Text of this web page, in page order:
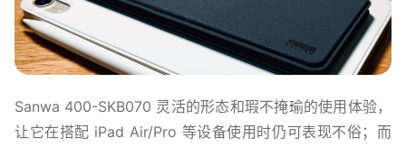
Sanwa 400-SKB070 灵活的形态和瑕不掩瑜的使用体验，
让它在搭配 iPad Air/Pro 等设备使用时仍可表现不俗；而